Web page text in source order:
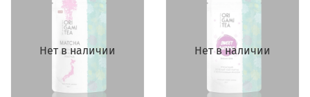
Нет в наличии Нет в наличии